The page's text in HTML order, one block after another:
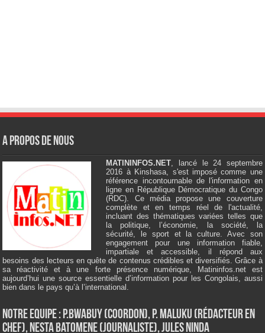
A Propos de Nous
MATININFOS.NET , lancé le 24 septembre
2016 à Kinshasa, s'est imposé comme une
référence incontournable de l'information en
ligne en République Démocratique du Congo
(RDC). Ce média propose une couverture
complète et en temps réel de l'actualité,
incluant des thématiques variées telles que
la politique, l’économie, la société, la
sécurité, le sport et la culture. Avec son
engagement pour une information fiable,
impartiale et accessible, il répond aux
besoins des lecteurs en quête de contenus crédibles et diversifiés. Grâce à
sa réactivité et à une forte présence numérique, Matininfos.net est
aujourd’hui une source essentielle d’information pour les Congolais, aussi
bien dans le pays qu’à l’international.
Notre Equipe : P.Bwabuy (Coordon), P. Maluku (Rédacteur en
Chef), Nesta Batomene (Journaliste), Jules Ninda